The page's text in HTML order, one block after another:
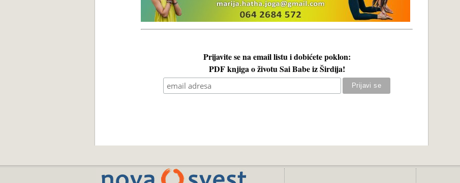
Prijavite se na email listu i dobićete poklon:
PDF knjiga o životu Sai Babe iz Širdija!